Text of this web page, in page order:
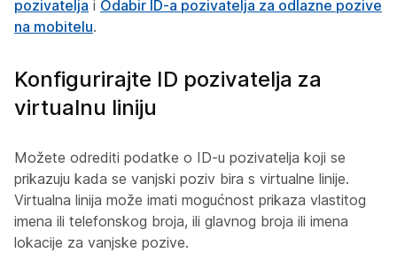
pozivatelja i Odabir ID-a pozivatelja za odlazne pozive
na mobitelu.
Konfigurirajte ID pozivatelja za
virtualnu liniju
Možete odrediti podatke o ID-u pozivatelja koji se
prikazuju kada se vanjski poziv bira s virtualne linije.
Virtualna linija može imati mogućnost prikaza vlastitog
imena ili telefonskog broja, ili glavnog broja ili imena
lokacije za vanjske pozive.